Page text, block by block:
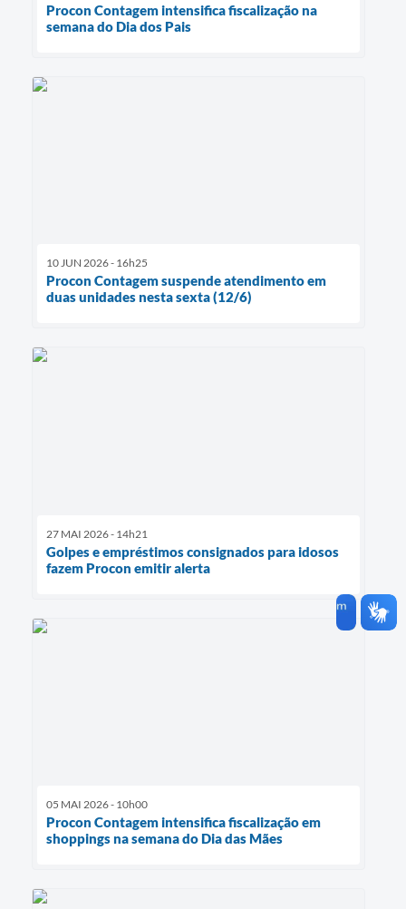
Procon Contagem intensifica fiscalização na
semana do Dia dos Pais
10 JUN 2026 - 16h25
Procon Contagem suspende atendimento em
duas unidades nesta sexta (12/6)
27 MAI 2026 - 14h21
Golpes e empréstimos consignados para idosos
fazem Procon emitir alerta
05 MAI 2026 - 10h00
Procon Contagem intensifica fiscalização em
shoppings na semana do Dia das Mães